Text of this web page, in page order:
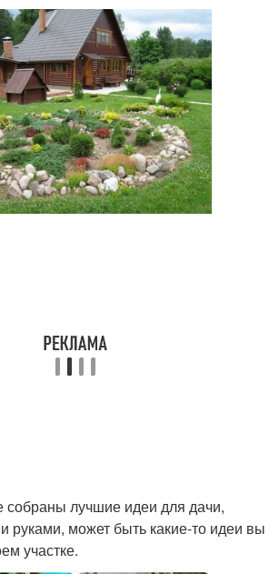
собраны лучшие идеи для дачи,
руками, может быть какие-то идеи вы
участке.